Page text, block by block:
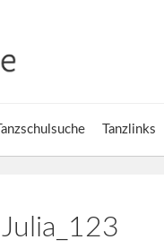
Tanzschulsuche Tanzlinks
Julia_123